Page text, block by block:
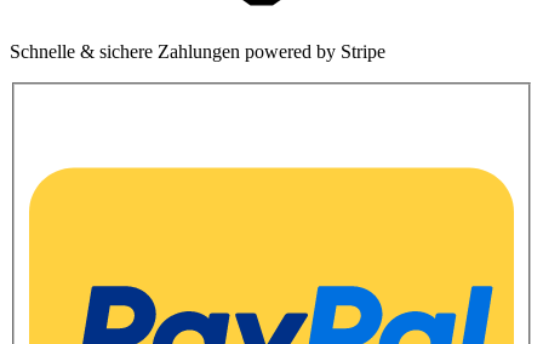
Schnelle & sichere Zahlungen powered by Stripe